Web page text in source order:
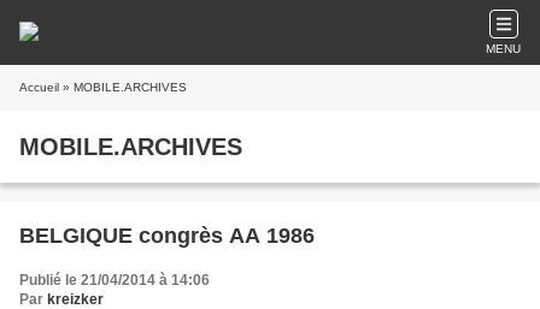
MENU
Accueil » MOBILE.ARCHIVES
MOBILE.ARCHIVES
BELGIQUE congrès AA 1986
Publié le 21/04/2014 à 14:06
Par kreizker